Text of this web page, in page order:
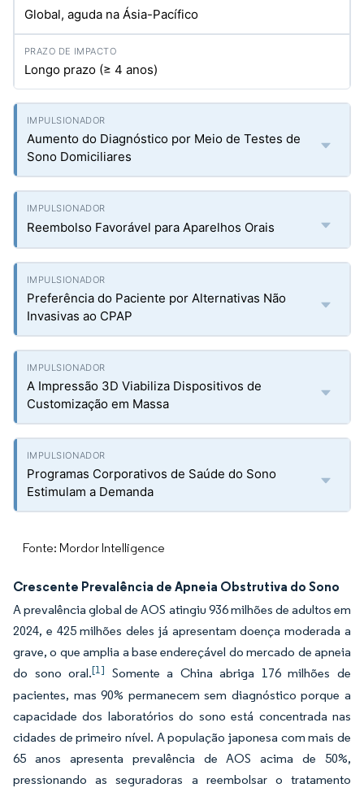
Global, aguda na Ásia-Pacífico
Longo prazo (≥ 4 anos)
Aumento do Diagnóstico por Meio de Testes de
Sono Domiciliares
Reembolso Favorável para Aparelhos Orais
Preferência do Paciente por Alternativas Não
Invasivas ao CPAP
A Impressão 3D Viabiliza Dispositivos de
Customização em Massa
Programas Corporativos de Saúde do Sono
Estimulam a Demanda
Fonte: Mordor Intelligence
Crescente Prevalência de Apneia Obstrutiva do Sono
A prevalência global de AOS atingiu 936 milhões de adultos em
2024, e 425 milhões deles já apresentam doença moderada a
grave, o que amplia a base endereçável do mercado de apneia
do sono oral.[1] Somente a China abriga 176 milhões de
pacientes, mas 90% permanecem sem diagnóstico porque a
capacidade dos laboratórios do sono está concentrada nas
cidades de primeiro nível. A população japonesa com mais de
65 anos apresenta prevalência de AOS acima de 50%,
pressionando as seguradoras a reembolsar o tratamento